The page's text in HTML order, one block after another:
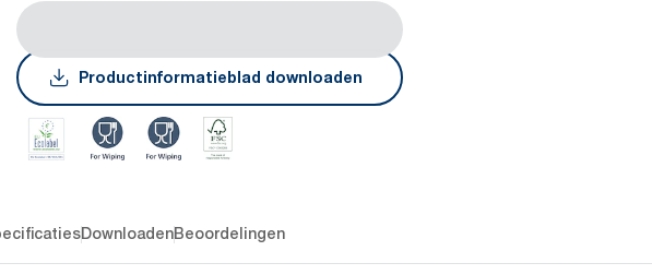
Productinformatieblad downloaden
DownloadenBeoordelingen